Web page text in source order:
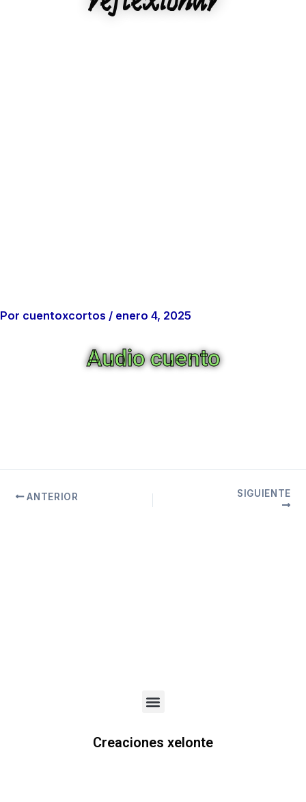
Por cuentoxcortos / enero 4, 2025
Audio cuento
ANTERIOR SIGUIENTE
Menu
Creaciones xelonte